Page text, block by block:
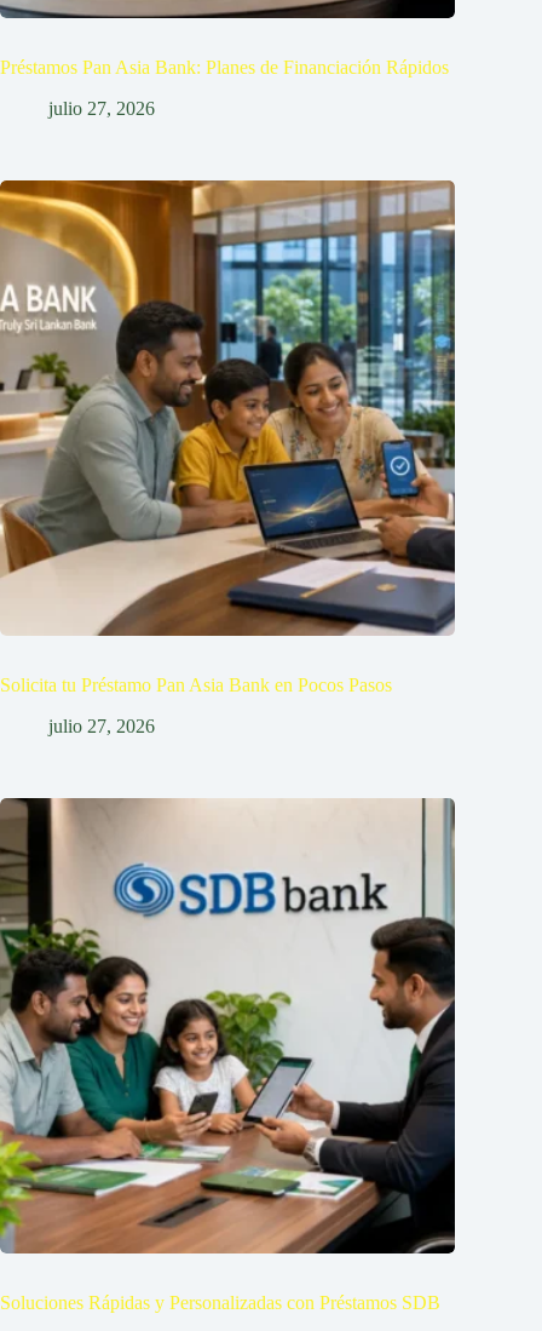
Préstamos Pan Asia Bank: Planes de Financiación Rápidos
julio 27, 2026
Solicita tu Préstamo Pan Asia Bank en Pocos Pasos
julio 27, 2026
Soluciones Rápidas y Personalizadas con Préstamos SDB